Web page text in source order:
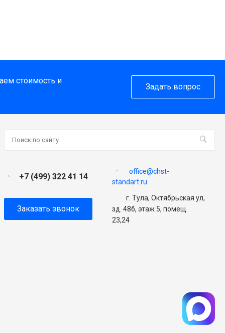
стоимость и
Задать вопрос
+7 (499) 322 41 14
office@chst-
standart.ru
Заказать звонок
г. Тула, Октябрьская ул,
зд. 48б, этаж 5, помещ.
23,24